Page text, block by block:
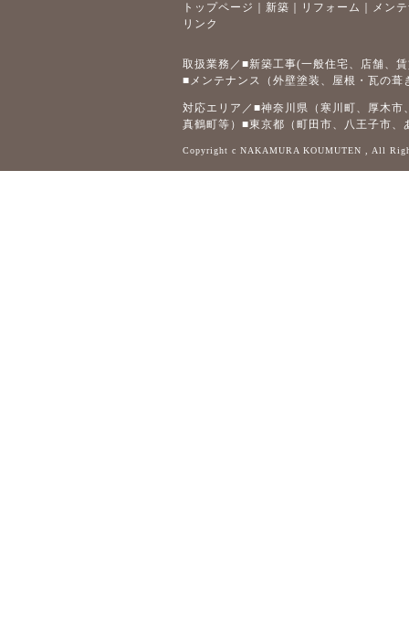
トップページ 新築 リフォーム
メン
リンク
取扱業務／■新築工事(一般住宅、店舗、
■メンテナンス（外壁塗装、屋根・瓦の
対応エリア／■神奈川県（寒川町、厚木
真鶴町等）■東京都（町田市、八王子市
Copyright c NAKAMURA KOUMUTEN , All